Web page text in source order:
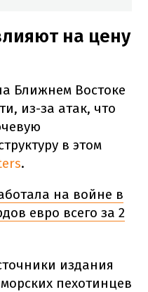
на цену
Ближнем Востоке
из-за атак, что
в этом
.
на войне в
евро всего за 2
издания
пехотинцев